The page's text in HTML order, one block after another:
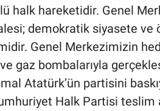
halk hareketidir. Genel
demokratik siyasete ve
Genel Merkezimizin
gaz bombalarıyla
Atatürk’ün partisini
Halk Partisi teslim